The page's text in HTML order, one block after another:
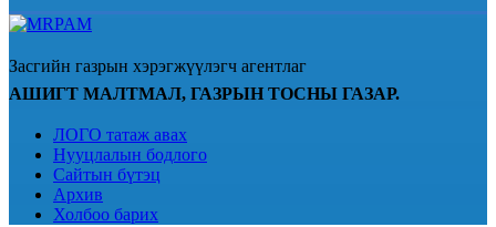
Засгийн газрын хэрэгжүүлэгч агентлаг
АШИГТ МАЛТМАЛ, ГАЗРЫН ТОСНЫ ГАЗАР.
ЛОГО татаж авах
Нууцлалын бодлого
Сайтын бүтэц
Архив
Холбоо барих